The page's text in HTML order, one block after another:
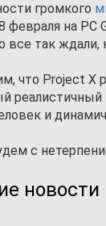
громкого
февраля на PC
все так
что Project X
и
с
новости